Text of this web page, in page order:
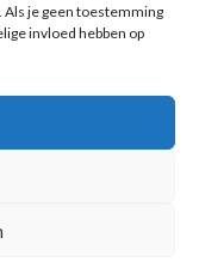
Als je geen toestemming
invloed hebben op